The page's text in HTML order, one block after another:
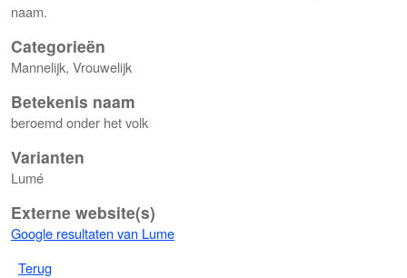
naam.
Categorieën
Mannelijk, Vrouwelijk
Betekenis naam
beroemd onder het volk
Varianten
Lumé
Externe website(s)
Google resultaten van Lume
Terug